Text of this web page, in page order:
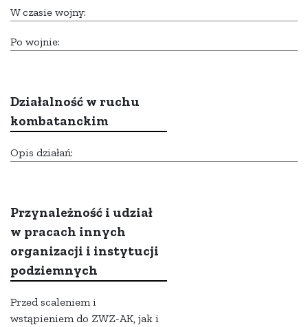
W czasie wojny:
Po wojnie:
Działalność w ruchu
kombatanckim
Opis działań:
Przynależność i udział
w pracach innych
organizacji i instytucji
podziemnych
Przed scaleniem i
wstąpieniem do ZWZ-AK, jak i